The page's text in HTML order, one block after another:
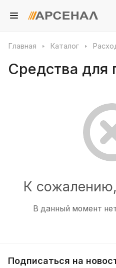
Главная Каталог
Средства для
К
В данный момент
Подписаться на